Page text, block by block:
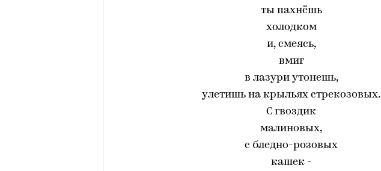
ты пахнёшь
холодком
и, смеясь,
вмиг
в лазури утонешь,
улетишь на крыльях стрекозовых.
С гвоздик
малиновых,
с бледно-розовых
кашек -